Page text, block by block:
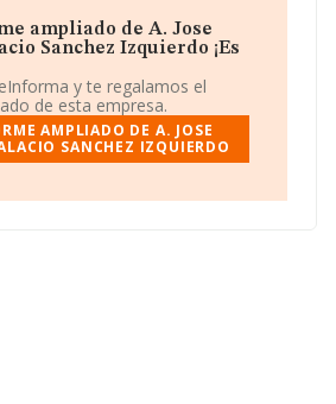
de bienes.
ampliado de A. Jose
Sanchez Izquierdo ¡Es
y te regalamos el
de esta empresa.
AMPLIADO DE A. JOSE
SANCHEZ IZQUIERDO